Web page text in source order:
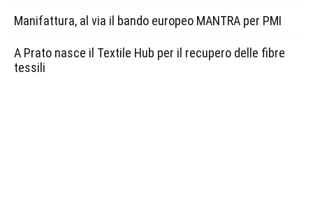
Manifattura, al via il bando europeo MANTRA per PMI
A Prato nasce il Textile Hub per il recupero delle fibre
tessili